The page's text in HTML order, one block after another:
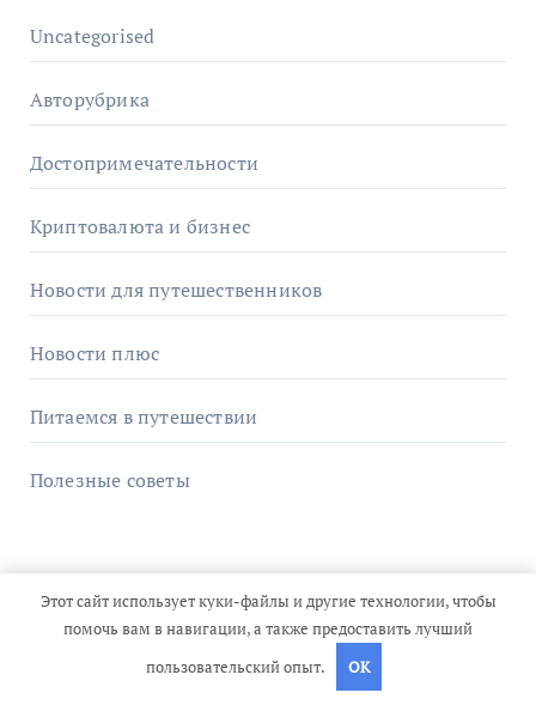
Uncategorised
Авторубрика
Достопримечательности
Криптовалюта и бизнес
Новости для путешественников
Новости плюс
Питаемся в путешествии
Полезные советы
Вы пропустили
Этот сайт использует куки-файлы и другие технологии, чтобы
помочь вам в навигации, а также предоставить лучший
пользовательский опыт.
OK